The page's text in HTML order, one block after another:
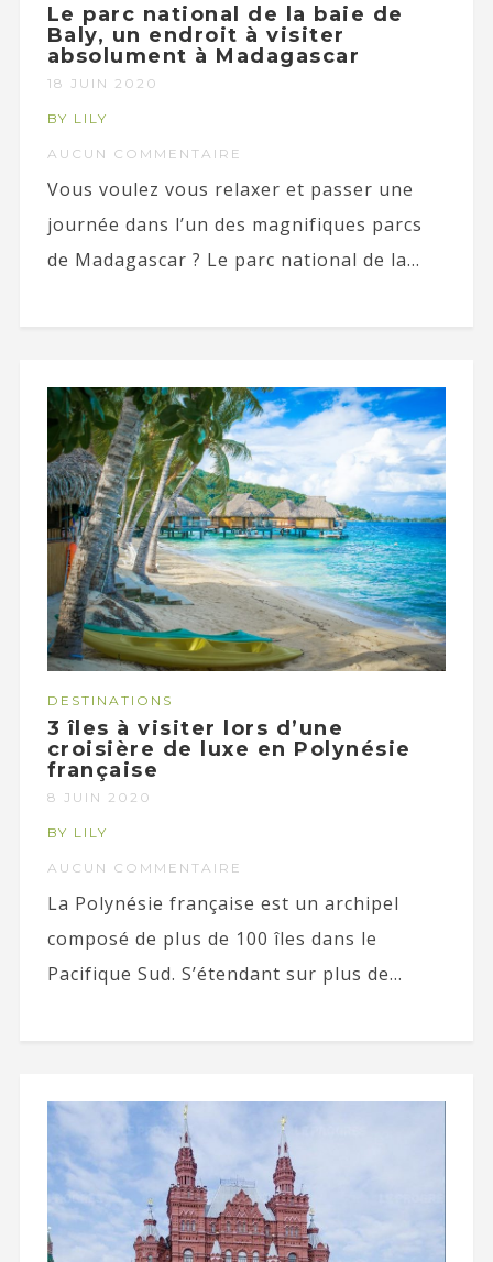
Le parc national de la baie de
Baly, un endroit à visiter
absolument à Madagascar
18 JUIN 2020
BY LILY
AUCUN COMMENTAIRE
Vous voulez vous relaxer et passer une
journée dans l’un des magnifiques parcs
de Madagascar ? Le parc national de la...
DESTINATIONS
3 îles à visiter lors d’une
croisière de luxe en Polynésie
française
8 JUIN 2020
BY LILY
AUCUN COMMENTAIRE
La Polynésie française est un archipel
composé de plus de 100 îles dans le
Pacifique Sud. S’étendant sur plus de...